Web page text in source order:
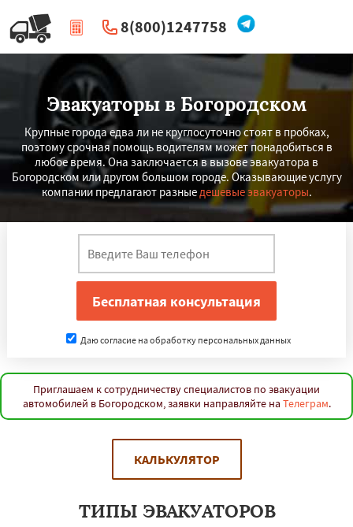
8(800)1247758
| Перезвоните мне
Эвакуаторы в Богородском
Крупные города едва ли не круглосуточно стоят в пробках,
поэтому срочная помощь водителям может понадобиться в
любое время. Она заключается в вызове эвакуатора в
Богородском или другом большом городе. Оказывающие услугу
компании предлагают разныедешевые эвакуаторы.
Даю согласие на обработку персональных данных
Приглашаем к сотрудничеству специалистов по эвакуации
автомобилей в Богородском, заявки направляйте на Телеграм.
КАЛЬКУЛЯТОР
ТИПЫ ЭВАКУАТОРОВ